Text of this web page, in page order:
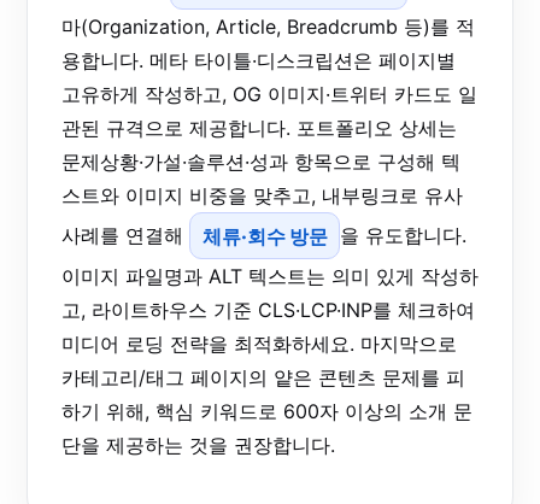
마(Organization, Article, Breadcrumb 등)를 적
용합니다. 메타 타이틀·디스크립션은 페이지별
고유하게 작성하고, OG 이미지·트위터 카드도 일
관된 규격으로 제공합니다. 포트폴리오 상세는
문제상황·가설·솔루션·성과 항목으로 구성해 텍
스트와 이미지 비중을 맞추고, 내부링크로 유사
사례를 연결해
체류·회수 방문 을 유도합니다.
이미지 파일명과 ALT 텍스트는 의미 있게 작성하
고, 라이트하우스 기준 CLS·LCP·INP를 체크하여
미디어 로딩 전략을 최적화하세요. 마지막으로
카테고리/태그 페이지의 얕은 콘텐츠 문제를 피
하기 위해, 핵심 키워드로 600자 이상의 소개 문
단을 제공하는 것을 권장합니다.